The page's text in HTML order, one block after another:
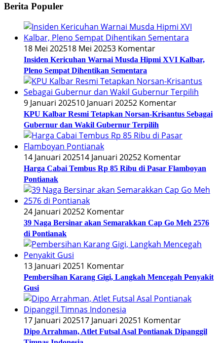
Berita Populer
18 Mei 202518 Mei 20253 Komentar
Insiden Kericuhan Warnai Musda Hipmi XVI Kalbar,
Pleno Sempat Dihentikan Sementara
9 Januari 202510 Januari 20252 Komentar
KPU Kalbar Resmi Tetapkan Norsan-Krisantus Sebagai
Gubernur dan Wakil Gubernur Terpilih
14 Januari 202514 Januari 20252 Komentar
Harga Cabai Tembus Rp 85 Ribu di Pasar Flamboyan
Pontianak
24 Januari 20252 Komentar
39 Naga Bersinar akan Semarakkan Cap Go Meh 2576
di Pontianak
13 Januari 20251 Komentar
Pembersihan Karang Gigi, Langkah Mencegah Penyakit
Gusi
17 Januari 202517 Januari 20251 Komentar
Dipo Arrahman, Atlet Futsal Asal Pontianak Dipanggil